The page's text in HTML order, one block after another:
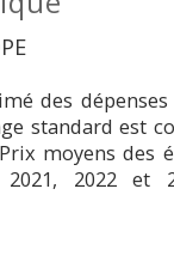
des
standard est
moyens des
2022 et